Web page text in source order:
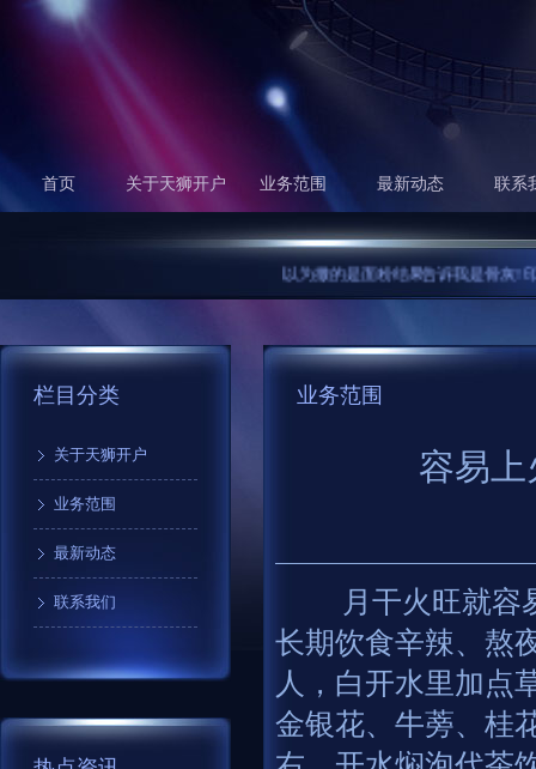
首页 关于天狮开户 业务范围 最新动态 联系
以为撒的是面粉结果告诉我是骨灰! 印
栏目分类
关于天狮开户
业务范围
最新动态
联系我们
业务范围
容易
月干火旺就容易
长期饮食辛辣、熬
人，白开水里加点
金银花、牛蒡、桂